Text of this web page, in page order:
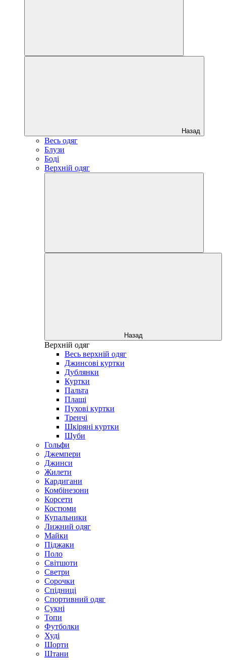
Назад
Весь одяг
Блузи
Боді
Верхній одяг
Назад
Верхній одяг
Весь верхній одяг
Джинсові куртки
Дублянки
Куртки
Пальта
Плащі
Пухові куртки
Тренчі
Шкіряні куртки
Шуби
Гольфи
Джемпери
Джинси
Жилети
Кардигани
Комбінезони
Корсети
Костюми
Купальники
Лижний одяг
Майки
Піджаки
Поло
Світшоти
Светри
Сорочки
Спідниці
Спортивний одяг
Сукні
Топи
Футболки
Худі
Шорти
Штани